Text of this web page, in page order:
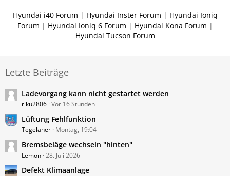
Hyundai i40 Forum | Hyundai Inster Forum | Hyundai Ioniq
Forum | Hyundai Ioniq 6 Forum | Hyundai Kona Forum |
Hyundai Tucson Forum
Letzte Beiträge
Ladevorgang kann nicht gestartet werden
riku2806 Vor 16 Stunden
Lüftung Fehlfunktion
Tegelaner Montag, 19:04
Bremsbeläge wechseln "hinten"
Lemon 28. Juli 2026
Defekt Klimaanlage